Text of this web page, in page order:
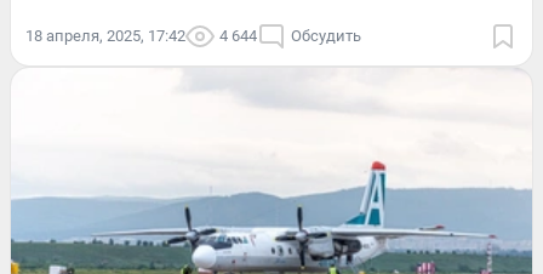
18 апреля, 2025, 17:42 4 644 Обсудить